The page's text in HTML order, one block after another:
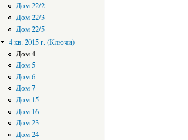
Дом 22/2
Дом 22/3
Дом 22/5
4 кв. 2015 г. (Ключи)
Дом 4
Дом 5
Дом 6
Дом 7
Дом 15
Дом 16
Дом 23
Дом 24